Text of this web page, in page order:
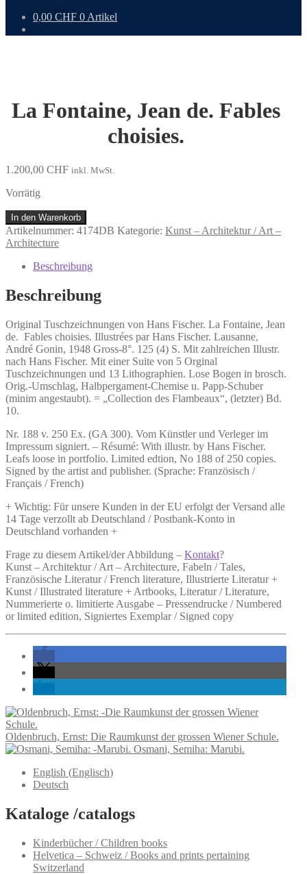
0,00 CHF 0 Artikel
La Fontaine, Jean de. Fables
choisies.
1.200,00 CHF inkl. MwSt.
Vorrätig
La
Fontaine,
Jean
Fables
Menge
In den Warenkorb
Artikelnummer: 4174DB Kategorie: Kunst – Architektur / Art –
Architecture
Beschreibung
Beschreibung
Original Tuschzeichnungen von Hans Fischer. La Fontaine, Jean
de. Fables choisies. Illustrées par Hans Fischer. Lausanne,
André Gonin, 1948 Gross-8°. 125 (4) S. Mit zahlreichen Illustr.
nach Hans Fischer. Mit einer Suite von 5 Orginal
Tuschzeichnungen und 13 Lithographien. Lose Bogen in brosch.
Orig.-Umschlag, Halbpergament-Chemise u. Papp-Schuber
(minim angestaubt). = „Collection des Flambeaux“, (letzter) Bd.
10.
Nr. 188 v. 250 Ex. (GA 300). Vom Künstler und Verleger im
Impressum signiert. – Résumé: With illustr. by Hans Fischer.
Leafs loose in portfolio. Limited edtion, No 188 of 250 copies.
Signed by the artist and publisher. (Sprache: Französisch /
Français / French)
+ Wichtig: Für unsere Kunden in der EU erfolgt der Versand alle
14 Tage verzollt ab Deutschland / Postbank-Konto in
Deutschland vorhanden +
Frage zu diesem Artikel/der Abbildung – Kontakt?
Kunst – Architektur / Art – Architecture, Fabeln / Tales,
Französische Literatur / French literature, Illustrierte Literatur +
Kunst / Illustrated literature + Artbooks, Literatur / Literature,
Nummerierte o. limitierte Ausgabe – Pressendrucke / Numbered
or limited edition, Signiertes Exemplar / Signed copy
Oldenbruch, Ernst: Die Raumkunst der grossen Wiener Schule.
Osmani, Semiha: Marubi.
English (Englisch)
Deutsch
Kataloge /catalogs
Kinderbücher / Children books
Helvetica – Schweiz / Books and prints pertaining
Switzerland